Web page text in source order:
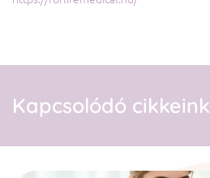
Kapcsolódó cikkeink